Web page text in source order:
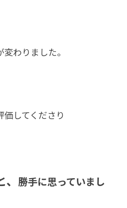
わりました。
してくださり
、 勝手に思っていまし